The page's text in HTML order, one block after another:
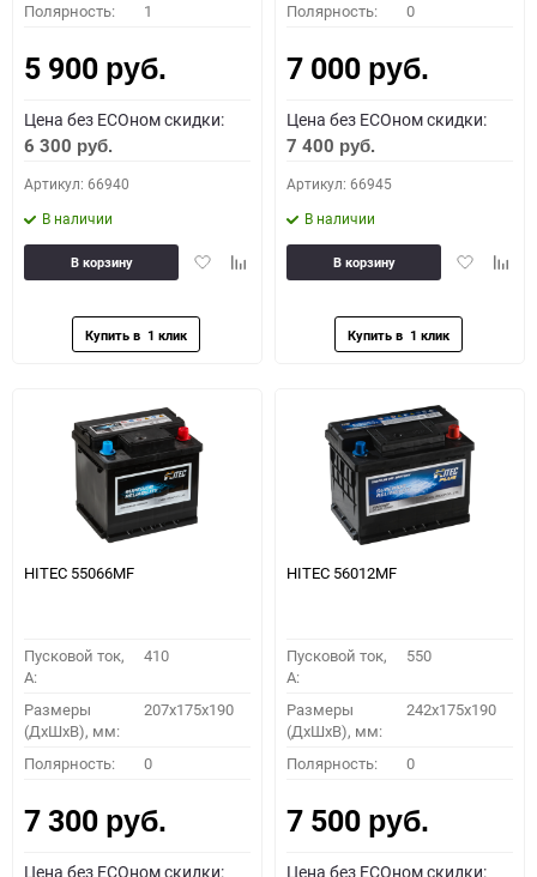
Полярность: 1
5 900 руб.
Цена без ECOном скидки:
6 300 руб.
Артикул: 66940
В наличии
ДобавитьДобавить
В корзину
Полярность: 0
7 000 руб.
Цена без ECOном скидки:
7 400 руб.
Артикул: 66945
В наличии
Добавить
В корзину
HITEC 55066MF
Пусковой ток,
A:
410
Размеры
(ДхШхВ), мм:
207x175x190
Полярность: 0
7 300 руб.
Цена без ECOном скидки:
HITEC 56012MF
Пусковой ток,
A:
550
Размеры
(ДхШхВ), мм:
242x175x190
Полярность: 0
7 500 руб.
Цена без ECOном скидки: